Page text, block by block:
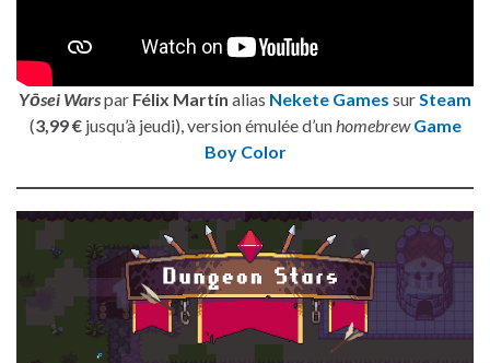
Yōsei Warspar Félix Martín alias Nekete Games surSteam
(3,99 €jusqu’à jeudi), version émulée d’unhomebrew Game
Boy Color